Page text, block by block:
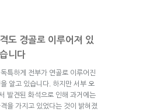
도 경골로 이루어져 있
니다
특하게 전부가 연골로 이루어진
알고 있습니다. 하지만 서부 오
발견된 화석으로 인해 과거에는
을 가지고 있었다는 것이 밝혀졌